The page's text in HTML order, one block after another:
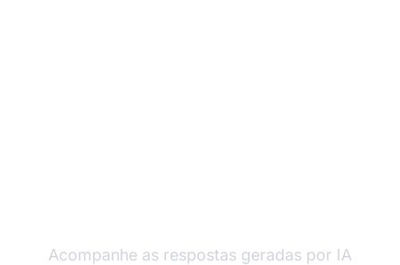
Acompanhe as respostas geradas por IA